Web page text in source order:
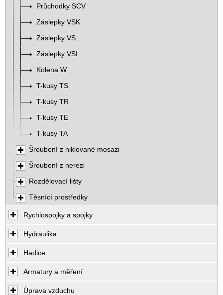
Průchodky SCV
Záslepky VSK
Záslepky VS
Záslepky VSI
Kolena W
T-kusy TS
T-kusy TR
T-kusy TE
T-kusy TA
Šroubení z niklované mosazi
Šroubení z nerezi
Rozdělovací lišty
Těsnící prostředky
Rychlospojky a spojky
Hydraulika
Hadice
Armatury a měření
Úprava vzduchu